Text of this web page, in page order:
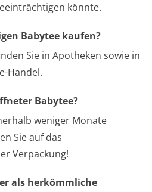
könnte.
Babytee kaufen?
Sie in Apotheken sowie in
Handel.
Babytee?
weniger Monate
Sie auf das
Verpackung!
als herkömmliche